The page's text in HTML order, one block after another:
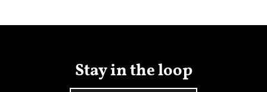
Stay in the loop